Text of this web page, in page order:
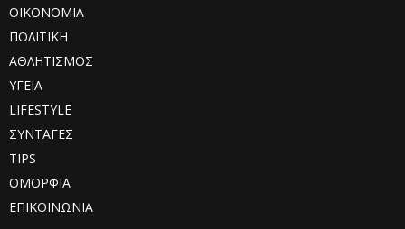
ΟΙΚΟΝΟΜΙΑ
ΠΟΛΙΤΙΚΗ
ΑΘΛΗΤΙΣΜΟΣ
ΥΓΕΙΑ
LIFESTYLE
ΣΥΝΤΑΓΕΣ
TIPS
ΟΜΟΡΦΙΑ
ΕΠΙΚΟΙΝΩΝΙΑ